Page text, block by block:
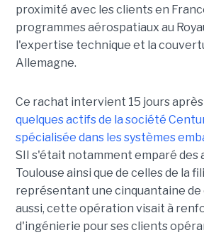
proximité avec les clients en
programmes aérospatiaux au
l'expertise technique et la
Allemagne.
Ce rachat intervient 15 jours après
quelques actifs de la société
spécialisée dans les systèmes
SII s'était notamment emparé des
Toulouse ainsi que de celles de la
représentant une cinquantaine de
aussi, cette opération visait à
d'ingénierie pour ses clients